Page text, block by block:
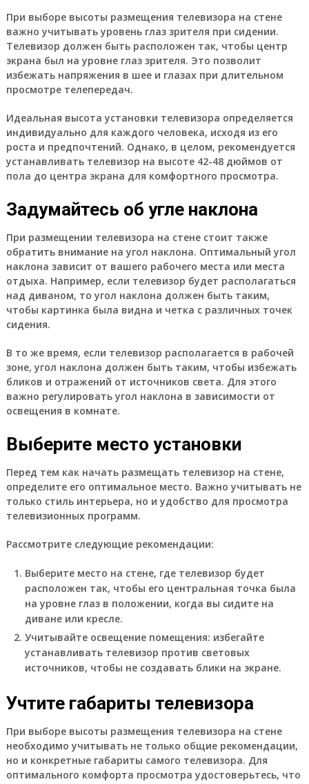
При выборе высоты размещения телевизора на стене
важно учитывать уровень глаз зрителя при сидении.
Телевизор должен быть расположен так, чтобы центр
экрана был на уровне глаз зрителя. Это позволит
избежать напряжения в шее и глазах при длительном
просмотре телепередач.
Идеальная высота установки телевизора определяется
индивидуально для каждого человека, исходя из его
роста и предпочтений. Однако, в целом, рекомендуется
устанавливать телевизор на высоте 42-48 дюймов от
пола до центра экрана для комфортного просмотра.
Задумайтесь об угле наклона
При размещении телевизора на стене стоит также
обратить внимание на угол наклона. Оптимальный угол
наклона зависит от вашего рабочего места или места
отдыха. Например, если телевизор будет располагаться
над диваном, то угол наклона должен быть таким,
чтобы картинка была видна и четка с различных точек
сидения.
В то же время, если телевизор располагается в рабочей
зоне, угол наклона должен быть таким, чтобы избежать
бликов и отражений от источников света. Для этого
важно регулировать угол наклона в зависимости от
освещения в комнате.
Выберите место установки
Перед тем как начать размещать телевизор на стене,
определите его оптимальное место. Важно учитывать не
только стиль интерьера, но и удобство для просмотра
телевизионных программ.
Рассмотрите следующие рекомендации:
Выберите место на стене, где телевизор будет
расположен так, чтобы его центральная точка была
на уровне глаз в положении, когда вы сидите на
диване или кресле.
Учитывайте освещение помещения: избегайте
устанавливать телевизор против световых
источников, чтобы не создавать блики на экране.
Учтите габариты телевизора
При выборе высоты размещения телевизора на стене
необходимо учитывать не только общие рекомендации,
но и конкретные габариты самого телевизора. Для
оптимального комфорта просмотра удостоверьтесь, что